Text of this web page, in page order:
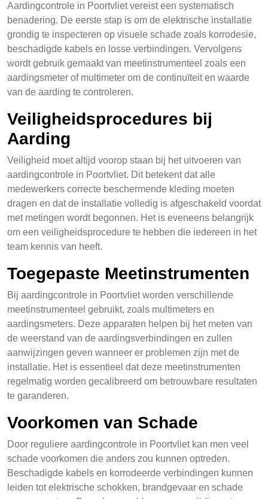
Aardingcontrole in Poortvliet vereist een systematisch
benadering. De eerste stap is om de elektrische installatie
grondig te inspecteren op visuele schade zoals korrodesie,
beschadigde kabels en losse verbindingen. Vervolgens
wordt gebruik gemaakt van meetinstrumenteel zoals een
aardingsmeter of multimeter om de continuïteit en waarde
van de aarding te controleren.
Veiligheidsprocedures bij
Aarding
Veiligheid moet altijd voorop staan bij het uitvoeren van
aardingcontrole in Poortvliet. Dit betekent dat alle
medewerkers correcte beschermende kleding moeten
dragen en dat de installatie volledig is afgeschakeld voordat
met metingen wordt begonnen. Het is eveneens belangrijk
om een veiligheidsprocedure te hebben die iedereen in het
team kennis van heeft.
Toegepaste Meetinstrumenten
Bij aardingcontrole in Poortvliet worden verschillende
meetinstrumenteel gebruikt, zoals multimeters en
aardingsmeters. Deze apparaten helpen bij het meten van
de weerstand van de aardingsverbindingen en zullen
aanwijzingen geven wanneer er problemen zijn met de
installatie. Het is essentieel dat deze meetinstrumenten
regelmatig worden gecalibreerd om betrouwbare resultaten
te garanderen.
Voorkomen van Schade
Door reguliere aardingcontrole in Poortvliet kan men veel
schade voorkomen die anders zou kunnen optreden.
Beschadigde kabels en korrodeerde verbindingen kunnen
leiden tot elektrische schokken, brandgevaar en schade